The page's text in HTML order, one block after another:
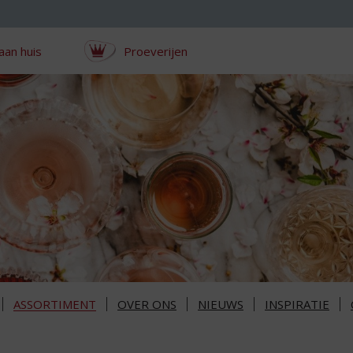
huis Proeverijen
ASSORTIMENT OVER ONS NIEUWS INSPIRATIE